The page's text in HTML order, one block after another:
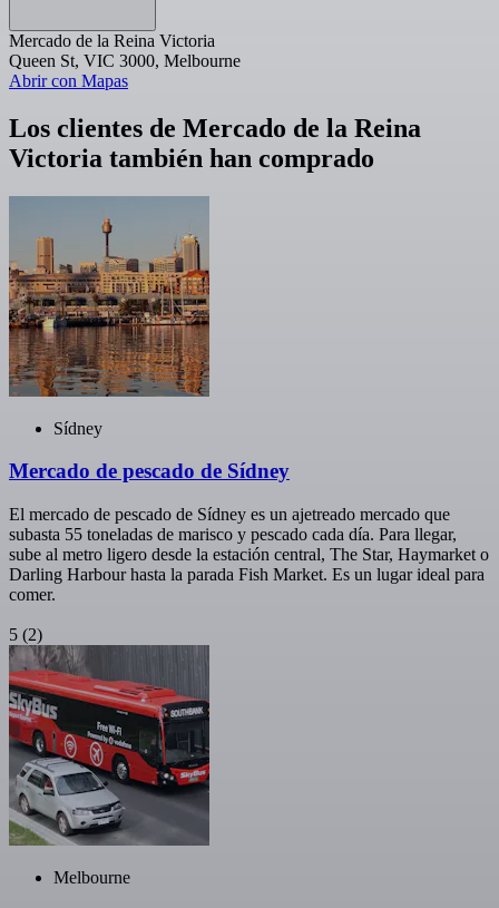
Mercado de la Reina Victoria
Queen St, VIC 3000, Melbourne
Abrir con Mapas
Los clientes de Mercado de la Reina
Victoria también han comprado
Sídney
Mercado de pescado de Sídney
El mercado de pescado de Sídney es un ajetreado mercado que
subasta 55 toneladas de marisco y pescado cada día. Para llegar,
sube al metro ligero desde la estación central, The Star, Haymarket o
Darling Harbour hasta la parada Fish Market. Es un lugar ideal para
comer.
5 (2)
Melbourne